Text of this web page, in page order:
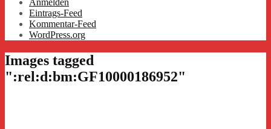
Eintrags-Feed
Kommentar-Feed
WordPress.org
Images tagged
":rel:d:bm:GF10000186952"